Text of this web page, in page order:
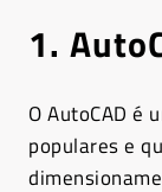
1.
O AutoCAD é
populares e